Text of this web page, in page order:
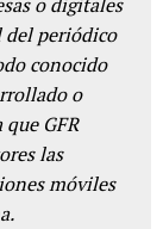
del periódico
conocido
o
GFR
las
móviles